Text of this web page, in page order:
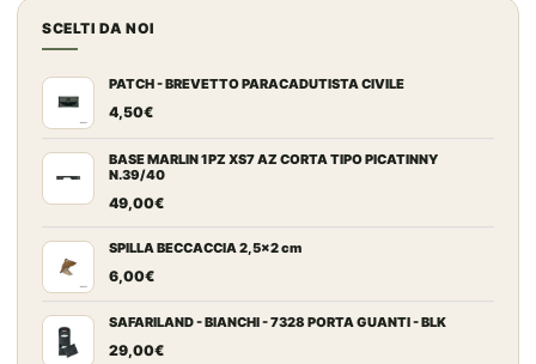
SCELTI DA NOI
PATCH - BREVETTO PARACADUTISTA CIVILE
4,50€
BASE MARLIN 1PZ XS7 AZ CORTA TIPO PICATINNY
N.39/40
49,00€
SPILLA BECCACCIA 2,5x2 cm
6,00€
SAFARILAND - BIANCHI - 7328 PORTA GUANTI - BLK
29,00€